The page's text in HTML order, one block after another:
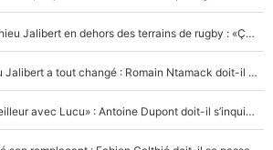
La raison d'être de Matthieu Jalibert en dehors des terrains de rugby : «Ça m'atteint autant que si tu touches à un membre de ma famille»
XV de France - Matthieu Jalibert a tout changé : Romain Ntamack doit-il s’inquiéter pour sa place à un an de la Coupe du monde ?
«Le XV de France est meilleur avec Lucu» : Antoine Dupont doit-il s’inquiéter pour sa place ?